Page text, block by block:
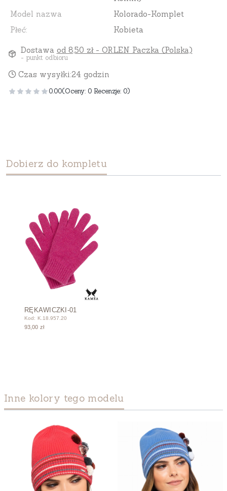
Model nazwa
Kolorado-Komplet
Płeć:
Kobieta
Dostawa od 8,50 zł - ORLEN Paczka (Polska)
- punkt odbioru
Czas wysyłki:24 godzin
0.00(Oceny: 0 Recenzje: 0)
Dobierz do kompletu
RĘKAWICZKI-01
Kod: K.18.957.20
93,00 zł
Inne kolory tego modelu